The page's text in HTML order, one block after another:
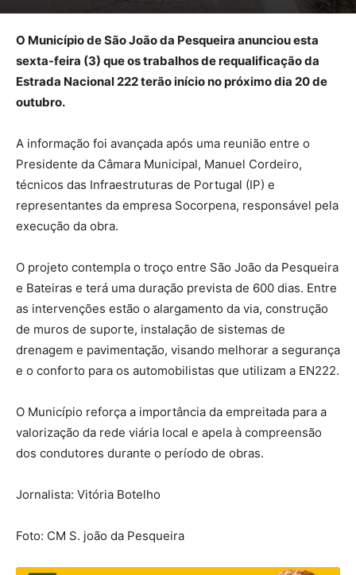
O Município de São João da Pesqueira anunciou esta
sexta-feira (3) que os trabalhos de requalificação da
Estrada Nacional 222 terão início no próximo dia 20 de
outubro.
A informação foi avançada após uma reunião entre o
Presidente da Câmara Municipal, Manuel Cordeiro,
técnicos das Infraestruturas de Portugal (IP) e
representantes da empresa Socorpena, responsável pela
execução da obra.
O projeto contempla o troço entre São João da Pesqueira
e Bateiras e terá uma duração prevista de 600 dias. Entre
as intervenções estão o alargamento da via, construção
de muros de suporte, instalação de sistemas de
drenagem e pavimentação, visando melhorar a segurança
e o conforto para os automobilistas que utilizam a EN222.
O Município reforça a importância da empreitada para a
valorização da rede viária local e apela à compreensão
dos condutores durante o período de obras.
Jornalista: Vitória Botelho
Foto: CM S. joão da Pesqueira